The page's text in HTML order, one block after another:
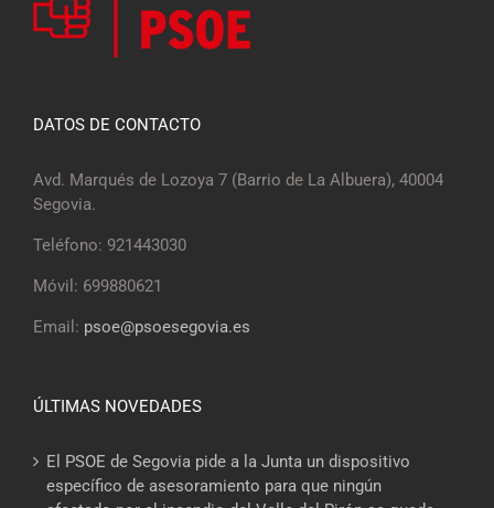
DATOS DE CONTACTO
Avd. Marqués de Lozoya 7 (Barrio de La Albuera), 40004
Segovia.
Teléfono: 921443030
Móvil: 699880621
Email: psoe@psoesegovia.es
ÚLTIMAS NOVEDADES
El PSOE de Segovia pide a la Junta un dispositivo
específico de asesoramiento para que ningún